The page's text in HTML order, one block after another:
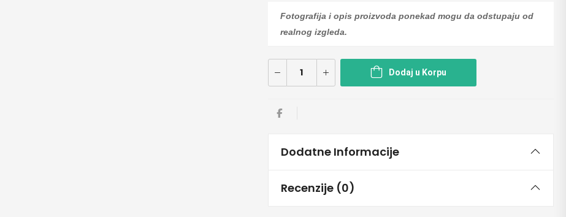
Fotografija i opis proizvoda ponekad mogu da odstupaju od
realnog izgleda.
Dodaj u Korpu
Dodatne Informacije
Recenzije (0)